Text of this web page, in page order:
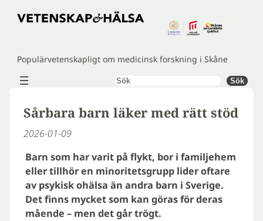
Hoppa
Populärvetenskapligt om medicinsk forskning i Skåne
Sök Sök
Sårbara barn läker med rätt stöd
2026-01-09
Barn som har varit på flykt, bor i familjehem
eller tillhör en minoritetsgrupp lider oftare
av psykisk ohälsa än andra barn i Sverige.
Det finns mycket som kan göras för deras
mående – men det går trögt.